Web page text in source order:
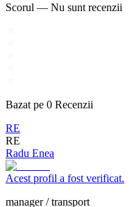
Scorul — Nu sunt recenzii
Bazat pe 0 Recenzii
RE
RE
Radu Enea
Acest profil a fost verificat.
manager/transport